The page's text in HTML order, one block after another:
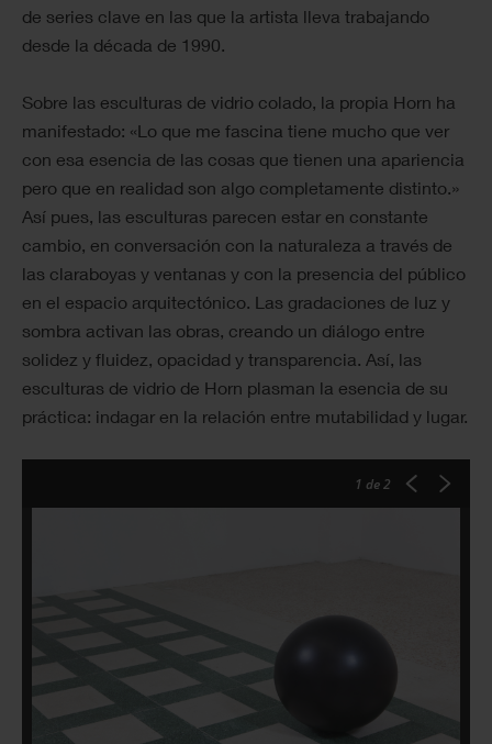
de series clave en las que la artista lleva trabajando
desde la década de 1990.
Sobre las esculturas de vidrio colado, la propia Horn ha
manifestado: «Lo que me fascina tiene mucho que ver
con esa esencia de las cosas que tienen una apariencia
pero que en realidad son algo completamente distinto.»
Así pues, las esculturas parecen estar en constante
cambio, en conversación con la naturaleza a través de
las claraboyas y ventanas y con la presencia del público
en el espacio arquitectónico. Las gradaciones de luz y
sombra activan las obras, creando un diálogo entre
solidez y fluidez, opacidad y transparencia. Así, las
esculturas de vidrio de Horn plasman la esencia de su
práctica: indagar en la relación entre mutabilidad y lugar.
1 de 2